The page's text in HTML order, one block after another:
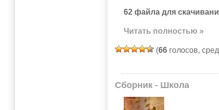
62 файла для
Читать полностью »
(66 голосов,
Сборник - Школа